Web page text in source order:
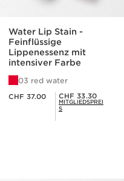
Water Lip Stain -
Feinflüssige
Lippenessenz mit
intensiver Farbe
03 red water
CHF 37.00 Mitgliederpreis CHF 33.30
CHF 33.30
MITGLIEDSPREI
S